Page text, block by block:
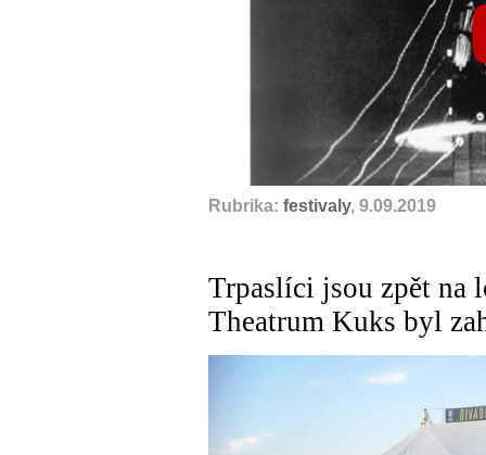
Rubrika: festivaly, 9.09.2019
Trpaslíci jsou zpět na
Theatrum Kuks byl